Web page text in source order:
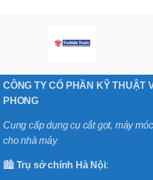
CÔNG TY CỔ PHẦN KỸ THUẬT
PHONG
Cung cấp dụng cụ cắt gọt, máy
cho nhà máy
🏙️ Trụ sở chính Hà Nội: